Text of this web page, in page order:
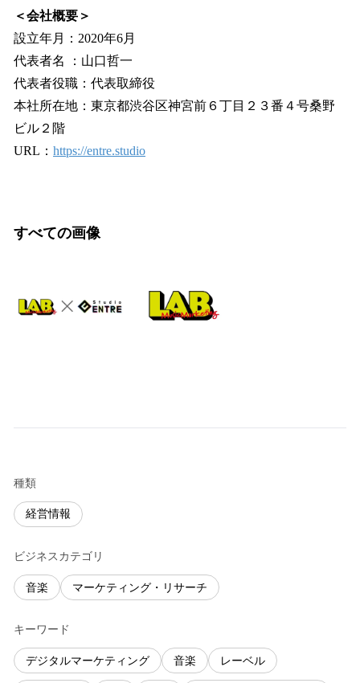
＜会社概要＞
設立年月：2020年6月
代表者名 ：山口哲一
代表者役職：代表取締役
本社所在地：東京都渋谷区神宮前６丁目２３番４号桑野
ビル２階
URL： https://entre.studio
すべての画像
種類
経営情報
ビジネスカテゴリ
音楽 マーケティング・リサーチ
キーワード
デジタルマーケティング 音楽 レーベル